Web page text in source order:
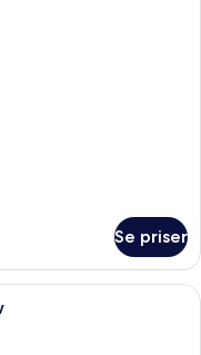
Se priser
sengetøy, safe på